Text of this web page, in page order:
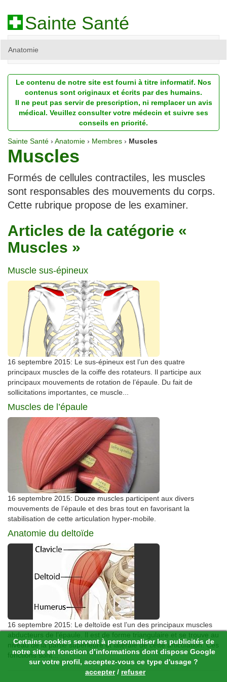
Certains cookies servent à personnaliser les publicités de
notre site en fonction d’informations dont dispose Google
sur votre profil, acceptez-vous ce type d'usage ?
accepter/ refuser
Sainte Santé
Anatomie
Diagnostic
Dossiers
Homéopathie
Nutrition
Psychologie
Traitements
Le contenu de notre site est fourni à titre informatif. Nos
contenus sont originaux et écrits par des humains.
Il ne peut pas servir de prescription, ni remplacer un avis
médical. Veuillez consulter votre médecin et suivre ses
conseils en priorité.
Sainte Santé › Anatomie › Membres › Muscles
Muscles
Formés de cellules contractiles, les muscles
sont responsables des mouvements du corps.
Cette rubrique propose de les examiner.
Articles de la catégorie «
Muscles »
Muscle sus-épineux
16 septembre 2015: Le sus-épineux est l’un des quatre
principaux muscles de la coiffe des rotateurs. Il participe aux
principaux mouvements de rotation de l’épaule. Du fait de
sollicitations importantes, ce muscle...
Muscles de l’épaule
16 septembre 2015: Douze muscles participent aux divers
mouvements de l’épaule et des bras tout en favorisant la
stabilisation de cette articulation hyper-mobile.
Anatomie du deltoïde
16 septembre 2015: Le deltoïde est l’un des principaux muscles
abducteurs de l’épaule. Il est de forme triangulaire et se trouve au
niveau de la partie supérieure et latérale de cette articulation. Ces
fonctions sont...